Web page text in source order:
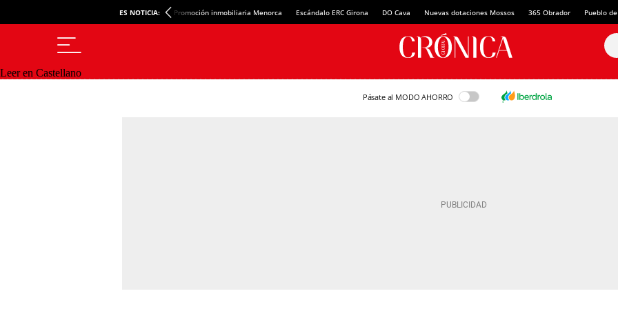
ES NOTICIA: Promoción inmobiliaria Menorca Escándalo ERC Girona DO Cava Nuevas dotaciones Mossos 365 Obrador Pueblo
Leer en Castellano
Pásate al MODO AHORRO